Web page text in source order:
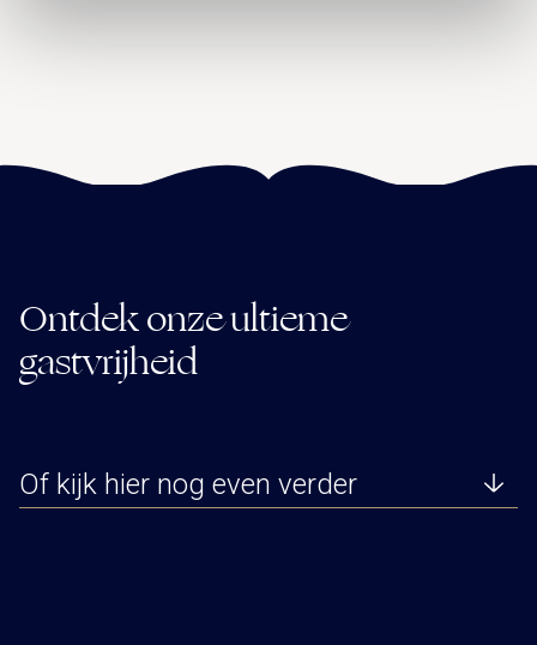
Ontdek onze ultieme
gastvrijheid
Of kijk hier nog even verder